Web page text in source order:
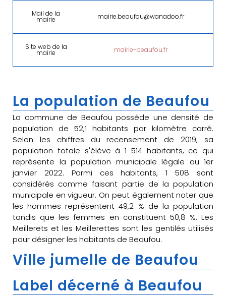
Mail de la
mairie mairie.beaufou@wanadoo.fr
Site web de la
mairie mairie-beaufou.fr
La population de Beaufou
La commune de Beaufou possède une densité de
population de 52,1 habitants par kilomètre carré.
Selon les chiffres du recensement de 2019, sa
population totale s'élève à 1 514 habitants, ce qui
représente la population municipale légale au 1er
janvier 2022. Parmi ces habitants, 1 508 sont
considérés comme faisant partie de la population
municipale en vigueur. On peut également noter que
les hommes représentent 49,2 % de la population
tandis que les femmes en constituent 50,8 %. Les
Meillerets et les Meillerettes sont les gentilés utilisés
pour désigner les habitants de Beaufou.
Ville jumelle de Beaufou
Label décerné à Beaufou